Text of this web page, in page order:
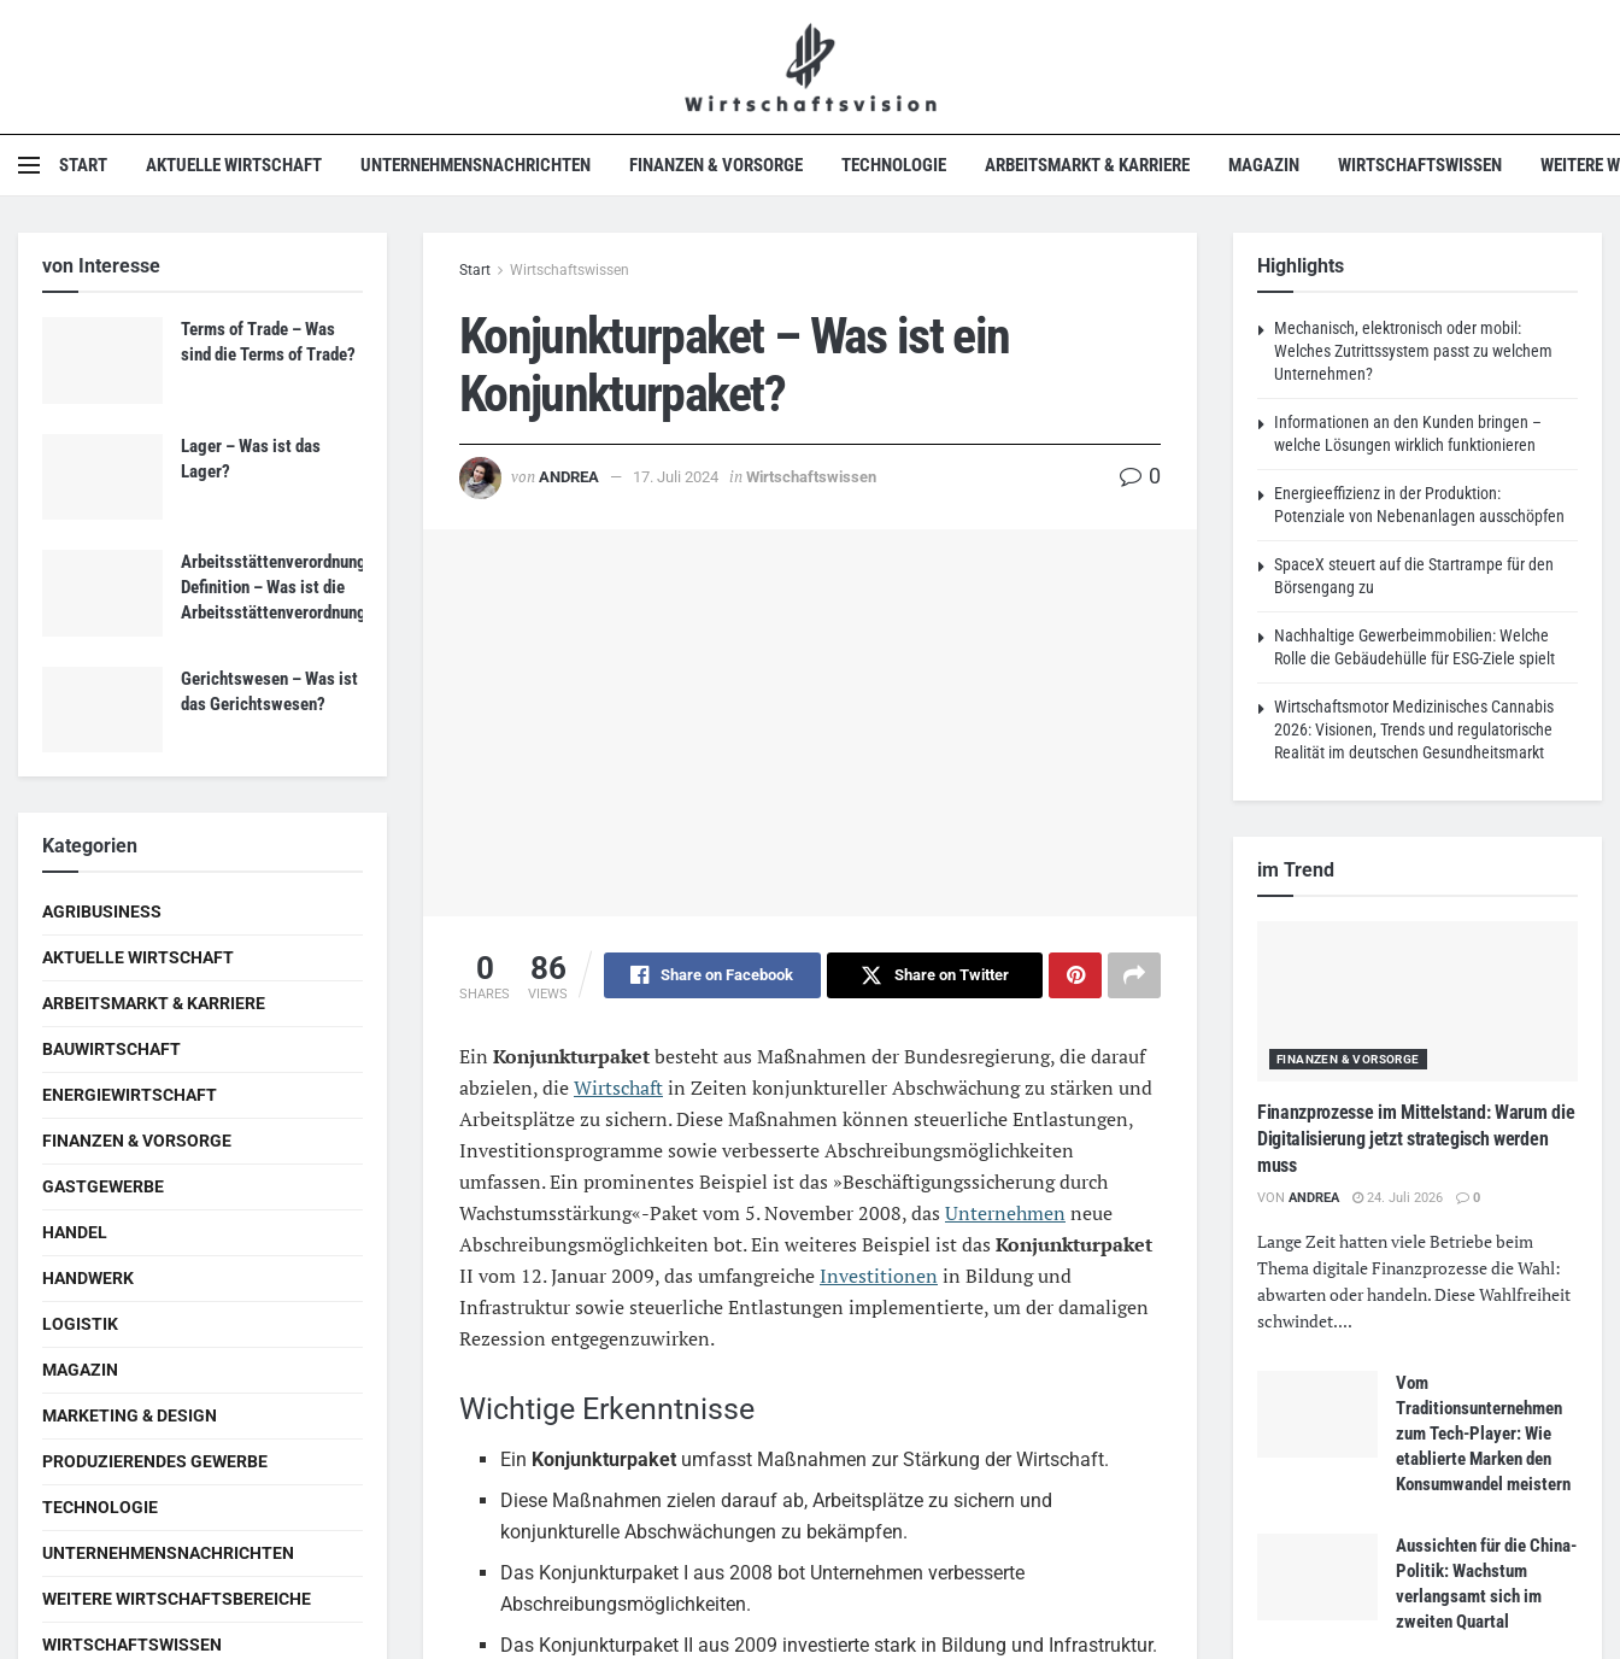
START AKTUELLE WIRTSCHAFT UNTERNEHMENSNACHRICHTEN FINANZEN & VORSORGE TECHNOLOGIE ARBEITSMARKT & KARRIERE MAGAZIN WIRTSCHAFTSWISSEN WEITERE
Start Wirtschaftswissen
Konjunkturpaket – Was ist ein
Konjunkturpaket?
von ANDREA 17. Juli 2024 in Wirtschaftswissen 0
0
SHARES
86
VIEWS
Share on Facebook Share on Twitter
Ein Konjunkturpaketbesteht aus Maßnahmen der Bundesregierung, die darauf
abzielen, dieWirtschaftin Zeiten konjunktureller Abschwächung zu stärken und
Arbeitsplätze zu sichern. Diese Maßnahmen können steuerliche Entlastungen,
Investitionsprogramme sowie verbesserte Abschreibungsmöglichkeiten
umfassen. Ein prominentes Beispiel ist das »Beschäftigungssicherung durch
Wachstumsstärkung«-Paket vom 5. November 2008, das Unternehmen neue
Abschreibungsmöglichkeiten bot. Ein weiteres Beispiel ist das Konjunkturpaket
II vom 12. Januar 2009, das umfangreicheInvestitionen in Bildung und
Infrastruktur sowie steuerliche Entlastungen implementierte, um der damaligen
Rezession entgegenzuwirken.
Wichtige Erkenntnisse
Ein Konjunkturpaket umfasst Maßnahmen zur Stärkung der Wirtschaft.
Diese Maßnahmen zielen darauf ab, Arbeitsplätze zu sichern und
konjunkturelle Abschwächungen zu bekämpfen.
Das Konjunkturpaket I aus 2008 bot Unternehmen verbesserte
Abschreibungsmöglichkeiten.
Das Konjunkturpaket II aus 2009 investierte stark in Bildung und Infrastruktur.
von Interesse
Terms of Trade – Was
sind die Terms of Trade?
Lager – Was ist das
Lager?
Arbeitsstättenverordnung
Definition – Was ist die
Arbeitsstättenverordnung?
Gerichtswesen – Was ist
das Gerichtswesen?
Kategorien
AGRIBUSINESS
AKTUELLE WIRTSCHAFT
ARBEITSMARKT & KARRIERE
BAUWIRTSCHAFT
ENERGIEWIRTSCHAFT
FINANZEN & VORSORGE
GASTGEWERBE
HANDEL
HANDWERK
LOGISTIK
MAGAZIN
MARKETING & DESIGN
PRODUZIERENDES GEWERBE
TECHNOLOGIE
UNTERNEHMENSNACHRICHTEN
WEITERE WIRTSCHAFTSBEREICHE
WIRTSCHAFTSWISSEN
Highlights
Mechanisch, elektronisch oder mobil:
Welches Zutrittssystem passt zu welchem
Unternehmen?
Informationen an den Kunden bringen –
welche Lösungen wirklich funktionieren
Energieeffizienz in der Produktion:
Potenziale von Nebenanlagen ausschöpfen
SpaceX steuert auf die Startrampe für den
Börsengang zu
Nachhaltige Gewerbeimmobilien: Welche
Rolle die Gebäudehülle für ESG-Ziele spielt
Wirtschaftsmotor Medizinisches Cannabis
2026: Visionen, Trends und regulatorische
Realität im deutschen Gesundheitsmarkt
im Trend
FINANZEN & VORSORGE
Finanzprozesse im Mittelstand: Warum die
Digitalisierung jetzt strategisch werden
muss
VON ANDREA 24. Juli 2026 0
Lange Zeit hatten viele Betriebe beim
Thema digitale Finanzprozesse die Wahl:
abwarten oder handeln. Diese Wahlfreiheit
schwindet....
Vom
Traditionsunternehmen
zum Tech-Player: Wie
etablierte Marken den
Konsumwandel meistern
Aussichten für die China-
Politik: Wachstum
verlangsamt sich im
zweiten Quartal